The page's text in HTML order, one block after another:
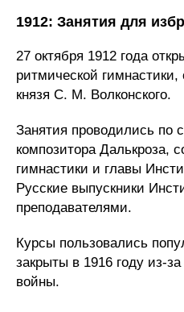
1912: Занятия для
27 октября 1912 года
ритмической
князя С. М. Волконского.
Занятия проводились по
композитора Далькроза,
гимнастики и главы
Русские выпускники
преподавателями.
Курсы пользовались
закрыты в 1916 году из-
войны.